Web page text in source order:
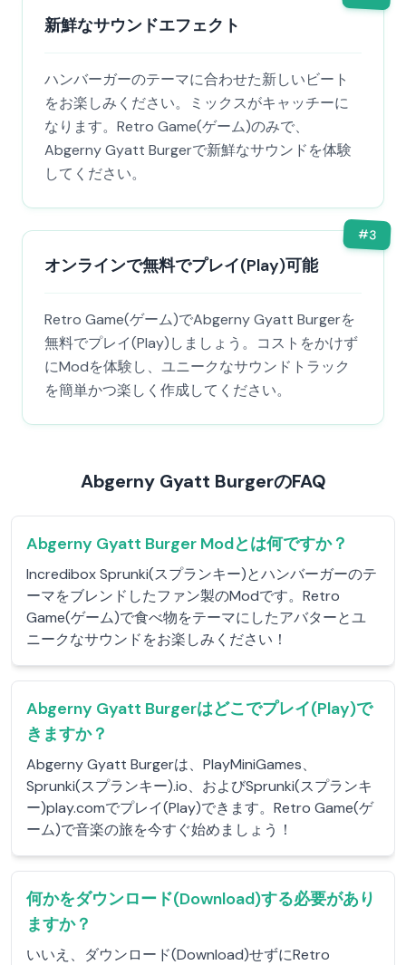
新鮮なサウンドエフェクト
ハンバーガーのテーマに合わせた新しいビート
をお楽しみください。ミックスがキャッチーに
なります。Retro Game(ゲーム)のみで、
Abgerny Gyatt Burgerで新鮮なサウンドを体験
してください。
#3
オンラインで無料でプレイ(Play)可能
Retro Game(ゲーム)でAbgerny Gyatt Burgerを
無料でプレイ(Play)しましょう。コストをかけず
にModを体験し、ユニークなサウンドトラック
を簡単かつ楽しく作成してください。
Abgerny Gyatt BurgerのFAQ
Abgerny Gyatt Burger Modとは何ですか？
Incredibox Sprunki(スプランキー)とハンバーガーのテ
ーマをブレンドしたファン製のModです。Retro
Game(ゲーム)で食べ物をテーマにしたアバターとユ
ニークなサウンドをお楽しみください！
Abgerny Gyatt Burgerはどこでプレイ(Play)で
きますか？
Abgerny Gyatt Burgerは、PlayMiniGames、
Sprunki(スプランキー).io、およびSprunki(スプランキ
ー)play.comでプレイ(Play)できます。Retro Game(ゲ
ーム)で音楽の旅を今すぐ始めましょう！
何かをダウンロード(Download)する必要があり
ますか？
いいえ、ダウンロード(Download)せずにRetro